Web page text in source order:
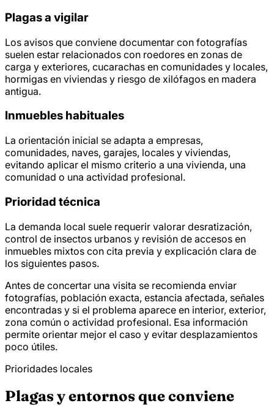
Plagas a vigilar
Los avisos que conviene documentar con fotografías
suelen estar relacionados con roedores en zonas de
carga y exteriores, cucarachas en comunidades y locales,
hormigas en viviendas y riesgo de xilófagos en madera
antigua.
Inmuebles habituales
La orientación inicial se adapta a empresas,
comunidades, naves, garajes, locales y viviendas,
evitando aplicar el mismo criterio a una vivienda, una
comunidad o una actividad profesional.
Prioridad técnica
La demanda local suele requerir valorar desratización,
control de insectos urbanos y revisión de accesos en
inmuebles mixtos con cita previa y explicación clara de
los siguientes pasos.
Antes de concertar una visita se recomienda enviar
fotografías, población exacta, estancia afectada, señales
encontradas y si el problema aparece en interior, exterior,
zona común o actividad profesional. Esa información
permite orientar mejor el caso y evitar desplazamientos
poco útiles.
Prioridades locales
Plagas y entornos que conviene